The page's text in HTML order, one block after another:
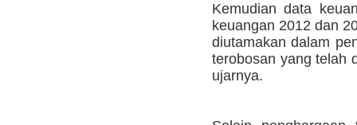
Kemudian data
keuangan 2012 dan
diutamakan dalam
terobosan yang telah
ujarnya.